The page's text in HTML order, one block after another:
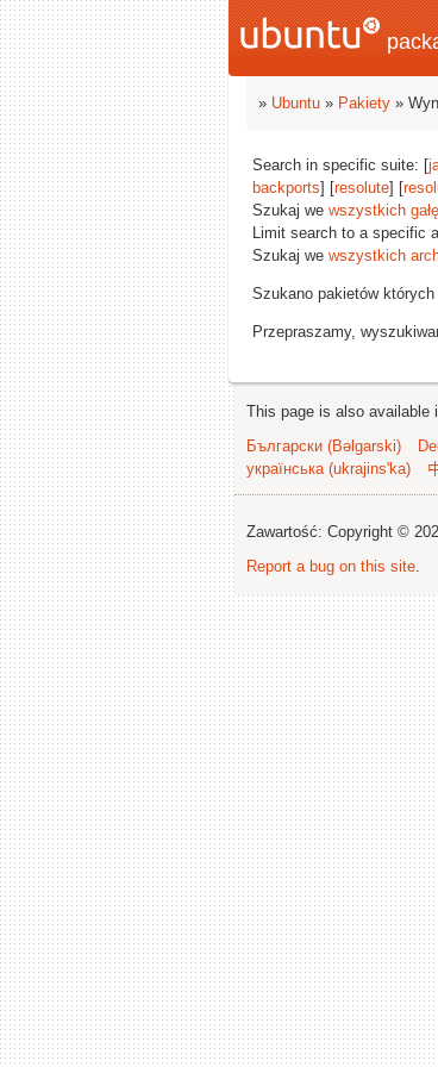
» Ubuntu » Pakiety »
Search in specific suite: [
backports] [resolute] [
Szukaj we wszystkich
Limit search to a specific
Szukaj we wszystkich
Szukano pakietów
Przepraszamy,
This page is also available
Български (Bəlgarski)
українська (ukrajins'ka)
Zawartość: Copyright ©
Report a bug on this site.